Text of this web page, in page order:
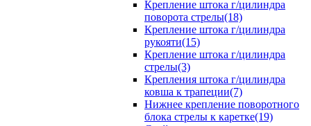
Крепление штока г/цилиндра
поворота стрелы(18)
Крепление штока г/цилиндра
рукояти(15)
Крепление штока г/цилиндра
стрелы(3)
Крепления штока г/цилиндра
ковша к трапеции(7)
Нижнее крепление поворотного
блока стрелы к каретке(19)